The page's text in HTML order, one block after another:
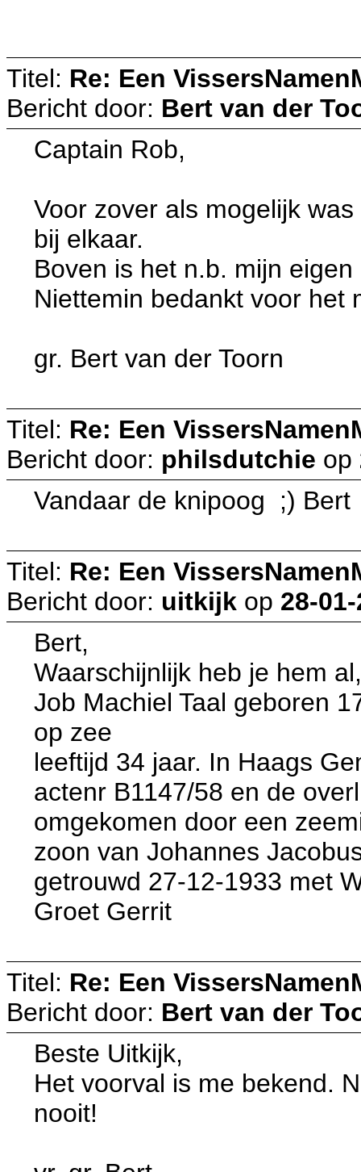
Titel: Re: Een
Bericht door: Bert van der
Captain Rob,
Voor zover als mogelijk
bij elkaar.
Boven is het n.b. mijn eigen
Niettemin bedankt voor het
gr. Bert van der Toorn
Titel: Re: Een
Bericht door: philsdutchie op
Vandaar de knipoog ;) Bert
Titel: Re: Een
Bericht door: uitkijk op 28-
Bert,
Waarschijnlijk heb je hem
Job Machiel Taal geboren
op zee
leeftijd 34 jaar. In Haags
actenr B1147/58 en de
omgekomen door een
zoon van Johannes
getrouwd 27-12-1933 met
Groet Gerrit
Titel: Re: Een
Bericht door: Bert van der
Beste Uitkijk,
Het voorval is me bekend.
nooit!